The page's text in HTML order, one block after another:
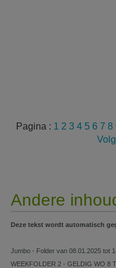
Pagina : 1 2 3 4 5 6 7 8
Andere
Deze tekst wordt automatisch
Jumbo - Folder van 08.01.2025 tot
WEEKFOLDER 2 - GELDIG WO 8